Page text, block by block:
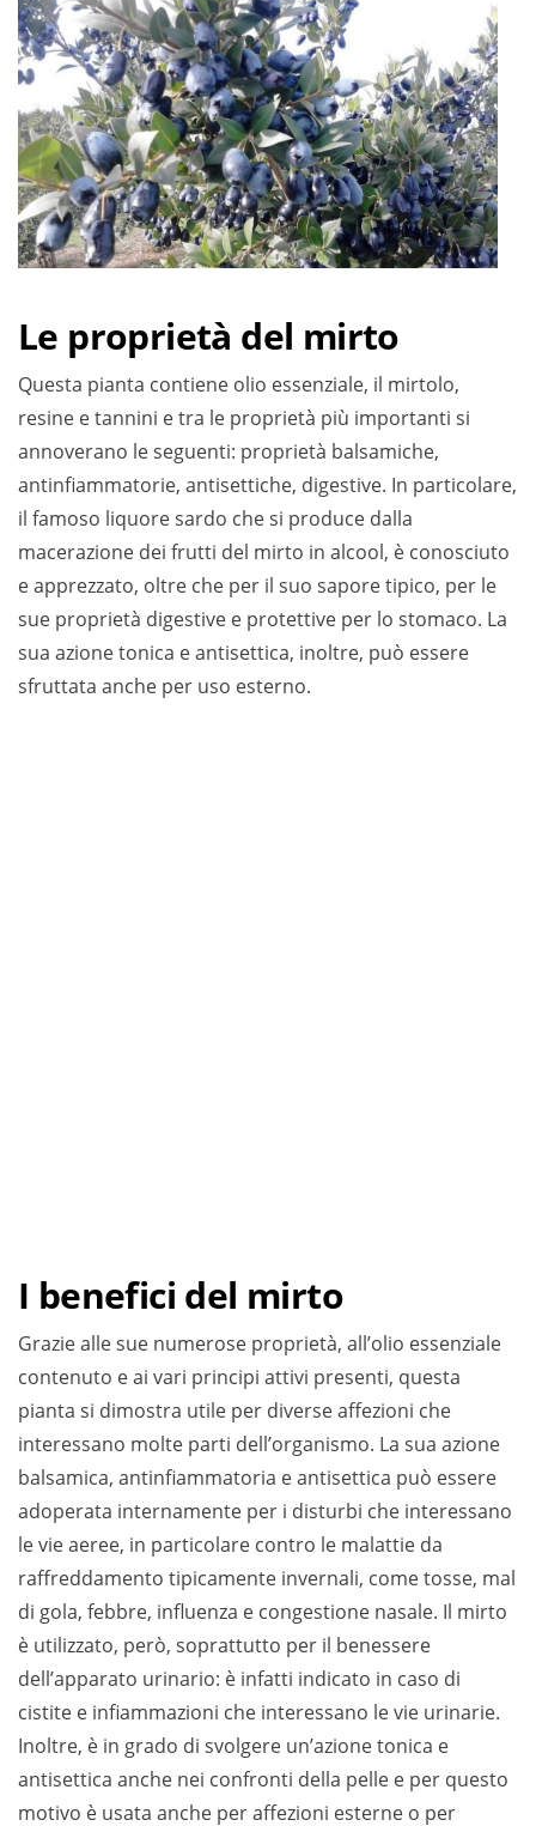
Le proprietà del mirto
Questa pianta contiene olio essenziale, il mirtolo,
resine e tannini e tra le proprietà più importanti si
annoverano le seguenti: proprietà balsamiche,
antinfiammatorie, antisettiche, digestive. In particolare,
il famoso liquore sardo che si produce dalla
macerazione dei frutti del mirto in alcool, è conosciuto
e apprezzato, oltre che per il suo sapore tipico, per le
sue proprietà digestive e protettive per lo stomaco. La
sua azione tonica e antisettica, inoltre, può essere
sfruttata anche per uso esterno.
I benefici del mirto
Grazie alle sue numerose proprietà, all’olio essenziale
contenuto e ai vari principi attivi presenti, questa
pianta si dimostra utile per diverse affezioni che
interessano molte parti dell’organismo. La sua azione
balsamica, antinfiammatoria e antisettica può essere
adoperata internamente per i disturbi che interessano
le vie aeree, in particolare contro le malattie da
raffreddamento tipicamente invernali, come tosse, mal
di gola, febbre, influenza e congestione nasale. Il mirto
è utilizzato, però, soprattutto per il benessere
dell’apparato urinario: è infatti indicato in caso di
cistite e infiammazioni che interessano le vie urinarie.
Inoltre, è in grado di svolgere un’azione tonica e
antisettica anche nei confronti della pelle e per questo
motivo è usata anche per affezioni esterne o per